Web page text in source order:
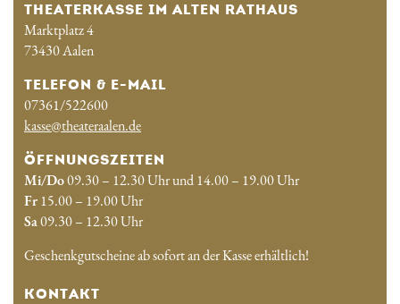
THEATERKASSE IM ALTEN RATHAUS
Marktplatz 4
73430 Aalen
TELEFON & E-MAIL
07361/522600
kasse@theateraalen.de
ÖFFNUNGSZEITEN
Mi/Do09.30 – 12.30 Uhr und 14.00 – 19.00 Uhr
Fr15.00 – 19.00 Uhr
Sa09.30 – 12.30 Uhr
Geschenkgutscheine ab sofort an der Kasse erhältlich!
KONTAKT